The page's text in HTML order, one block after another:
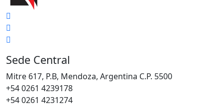
Sede Central
Mitre 617, P.B, Mendoza, Argentina C.P. 5500
+54 0261 4239178
+54 0261 4231274